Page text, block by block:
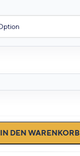
IN DEN WARENKORB